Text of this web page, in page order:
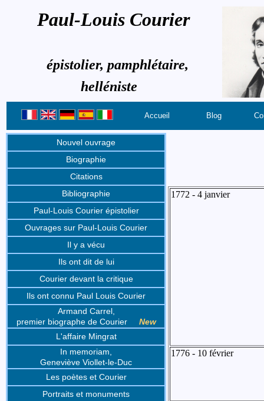
Paul-Louis Courier
épistolier, pamphlétaire,
helléniste
Accueil Blog
Nouvel ouvrage
Biographie
Citations
Bibliographie
Paul-Louis Courier épistolier
Ouvrages sur Paul-Louis Courier
Il y a vécu
Ils ont dit de lui
Courier devant la critique
Ils ont connu Paul Louis Courier
Armand Carrel,
premier biographe de CourierNew
L'affaire Mingrat
In memoriam,
Geneviève Viollet-le-Duc
Les poètes et Courier
Portraits et monuments
1772 - 4 janvier
1776 - 10 février